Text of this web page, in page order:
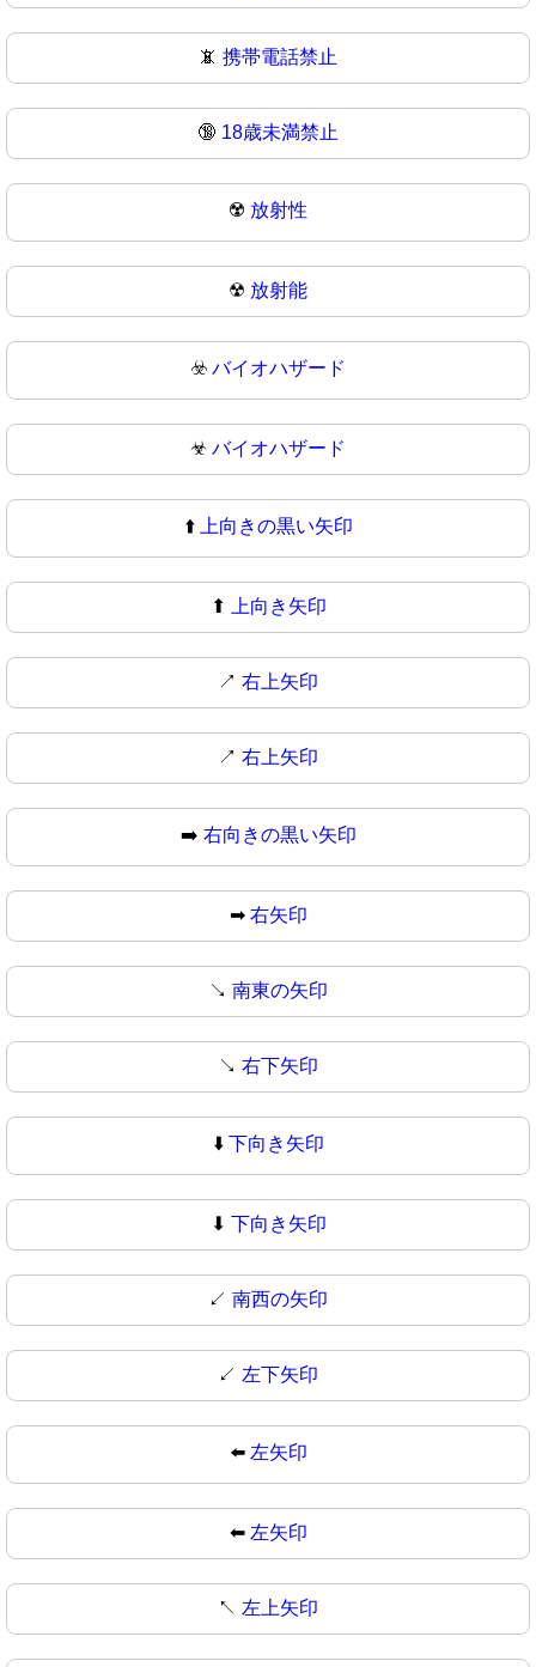
📵 携帯電話禁止
🔞 18歳未満禁止
☢️ 放射性
☢ 放射能
☣️ バイオハザード
☣ バイオハザード
⬆️ 上向きの黒い矢印
⬆ 上向き矢印
↗️ 右上矢印
↗ 右上矢印
➡️ 右向きの黒い矢印
➡ 右矢印
↘️ 南東の矢印
↘ 右下矢印
⬇️ 下向き矢印
⬇ 下向き矢印
↙️ 南西の矢印
↙ 左下矢印
⬅️ 左矢印
⬅ 左矢印
↖️ 左上矢印